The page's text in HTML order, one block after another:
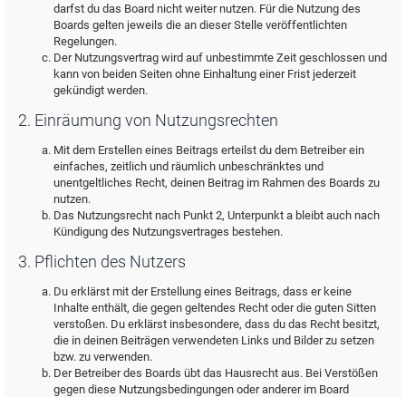
darfst du das Board nicht weiter nutzen. Für die Nutzung des
Boards gelten jeweils die an dieser Stelle veröffentlichten
Regelungen.
Der Nutzungsvertrag wird auf unbestimmte Zeit geschlossen und
kann von beiden Seiten ohne Einhaltung einer Frist jederzeit
gekündigt werden.
2. Einräumung von Nutzungsrechten
Mit dem Erstellen eines Beitrags erteilst du dem Betreiber ein
einfaches, zeitlich und räumlich unbeschränktes und
unentgeltliches Recht, deinen Beitrag im Rahmen des Boards zu
nutzen.
Das Nutzungsrecht nach Punkt 2, Unterpunkt a bleibt auch nach
Kündigung des Nutzungsvertrages bestehen.
3. Pflichten des Nutzers
Du erklärst mit der Erstellung eines Beitrags, dass er keine
Inhalte enthält, die gegen geltendes Recht oder die guten Sitten
verstoßen. Du erklärst insbesondere, dass du das Recht besitzt,
die in deinen Beiträgen verwendeten Links und Bilder zu setzen
bzw. zu verwenden.
Der Betreiber des Boards übt das Hausrecht aus. Bei Verstößen
gegen diese Nutzungsbedingungen oder anderer im Board